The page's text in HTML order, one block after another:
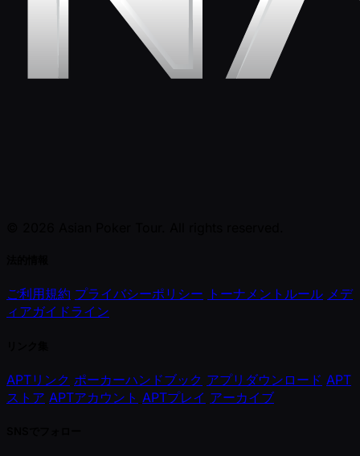
ご利用規約 プライバシーポリシー トーナメントルール メデ
ィアガイドライン
APTリンク ポーカーハンドブック アプリダウンロード APT
ストア APTアカウント APTプレイ アーカイブ